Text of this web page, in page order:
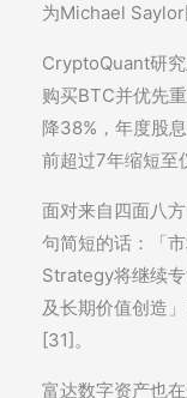
为Michael Saylor
CryptoQuant研
购买BTC并优先
降38%，年度股
前超过7年缩短至
面对来自四面八
句简短的话：「
Strategy将继续
及长期价值创造
[31]。
富达数字资产也